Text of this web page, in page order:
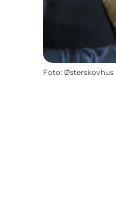
Foto: Østerskovhus